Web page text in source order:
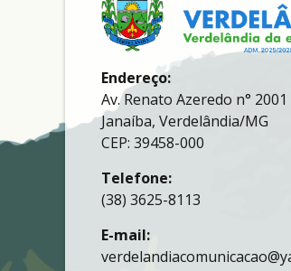
Endereço:
Av. Renato Azeredo n° 2001
Janaíba, Verdelândia/MG
CEP: 39458-000
Telefone:
(38) 3625-8113
E-mail: